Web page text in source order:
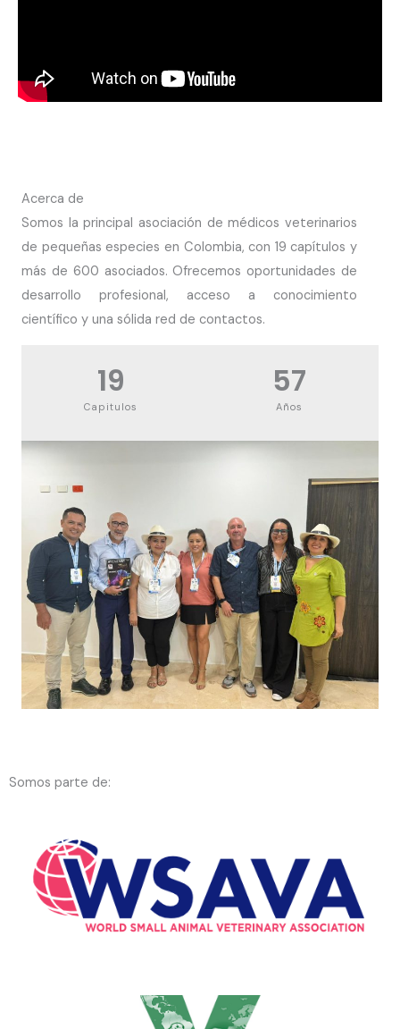
Acerca de
Somos la principal asociación de médicos veterinarios
de pequeñas especies en Colombia, con 19 capítulos y
más de 600 asociados. Ofrecemos oportunidades de
desarrollo profesional, acceso a conocimiento
científico y una sólida red de contactos.
Capitulos
19
Años
57
Somos parte de: